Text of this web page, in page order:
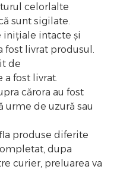
celorlalte
sunt sigilate.
inițiale intacte și
fost livrat produsul.
de
a fost livrat.
cărora au fost
urme de uzură sau
produse diferite
dupa
curier, preluarea va